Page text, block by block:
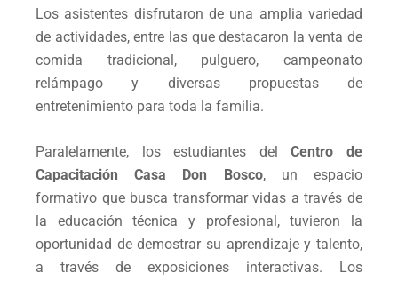
Los asistentes disfrutaron de una amplia variedad
de actividades, entre las que destacaron la venta de
comida tradicional, pulguero, campeonato
relámpago y diversas propuestas de
entretenimiento para toda la familia.
Paralelamente, los estudiantes delCentro de
Capacitación Casa Don Bosco, un espacio
formativo que busca transformar vidas a través de
la educación técnica y profesional, tuvieron la
oportunidad de demostrar su aprendizaje y talento,
a través de exposiciones interactivas. Los